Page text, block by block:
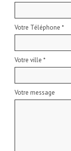
Votre Téléphone *
Votre ville *
Votre message